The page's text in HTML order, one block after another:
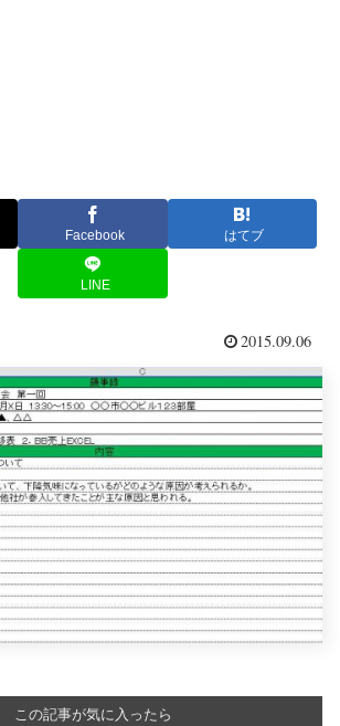
Facebook はてブ
LINE
2015.09.06
この記事が気に入ったら